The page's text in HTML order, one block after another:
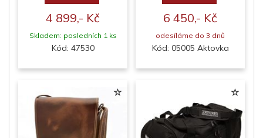
4 899,- Kč
Skladem: posledních 1 ks
Kód: 47530
6 450,- Kč
odesíláme do 3 dnů
Kód: 05005 Aktovka